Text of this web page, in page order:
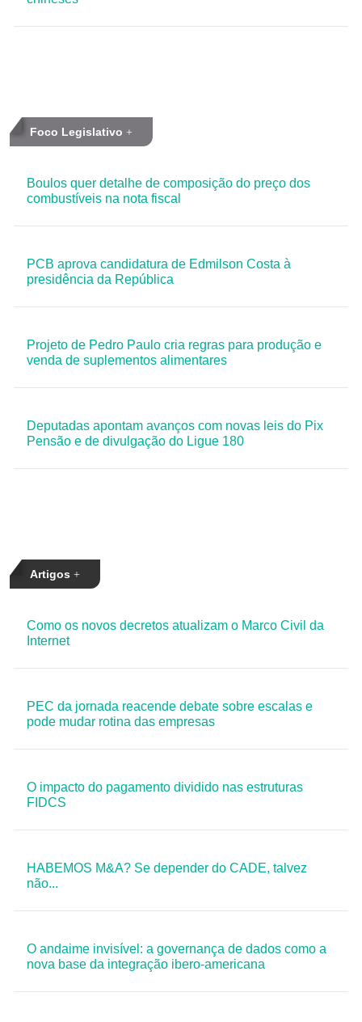
Foco Legislativo
Boulos quer detalhe de composição do preço dos
combustíveis na nota fiscal
PCB aprova candidatura de Edmilson Costa à
presidência da República
Projeto de Pedro Paulo cria regras para produção e
venda de suplementos alimentares
Deputadas apontam avanços com novas leis do Pix
Pensão e de divulgação do Ligue 180
Artigos
Como os novos decretos atualizam o Marco Civil da
Internet
PEC da jornada reacende debate sobre escalas e
pode mudar rotina das empresas
O impacto do pagamento dividido nas estruturas
FIDCS
HABEMOS M&A? Se depender do CADE, talvez
não...
O andaime invisível: a governança de dados como a
nova base da integração ibero-americana